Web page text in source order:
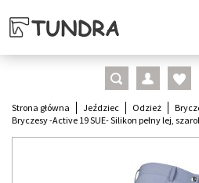
Strona główna Jeździec Odzież
Bryczesy -Active 19 SUE- Silikon pełny lej,